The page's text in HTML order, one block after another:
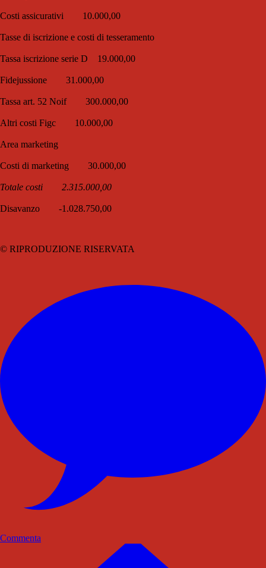
Costi assicurativi 10.000,00
Tasse di iscrizione e costi di tesseramento
Tassa iscrizione serie D 19.000,00
Fidejussione 31.000,00
Tassa art. 52 Noif 300.000,00
Altri costi Figc 10.000,00
Area marketing
Costi di marketing 30.000,00
Totale costi 2.315.000,00
Disavanzo -1.028.750,00
© RIPRODUZIONE RISERVATA
Commenta